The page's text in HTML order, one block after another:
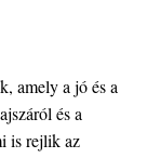
amely a jó és a
és a
is rejlik az